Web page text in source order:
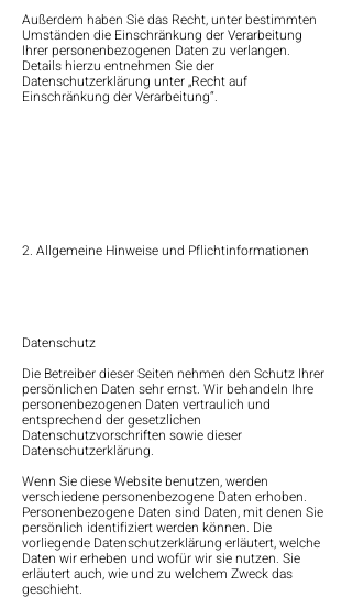
Außerdem haben Sie das Recht, unter bestimmten
Umständen die Einschränkung der Verarbeitung
Ihrer personenbezogenen Daten zu verlangen.
Details hierzu entnehmen Sie der
Datenschutzerklärung unter „Recht auf
Einschränkung der Verarbeitung“.
2. Allgemeine Hinweise und Pflichtinformationen
Datenschutz
Die Betreiber dieser Seiten nehmen den Schutz Ihrer
persönlichen Daten sehr ernst. Wir behandeln Ihre
personenbezogenen Daten vertraulich und
entsprechend der gesetzlichen
Datenschutzvorschriften sowie dieser
Datenschutzerklärung.
Wenn Sie diese Website benutzen, werden
verschiedene personenbezogene Daten erhoben.
Personenbezogene Daten sind Daten, mit denen Sie
persönlich identifiziert werden können. Die
vorliegende Datenschutzerklärung erläutert, welche
Daten wir erheben und wofür wir sie nutzen. Sie
erläutert auch, wie und zu welchem Zweck das
geschieht.